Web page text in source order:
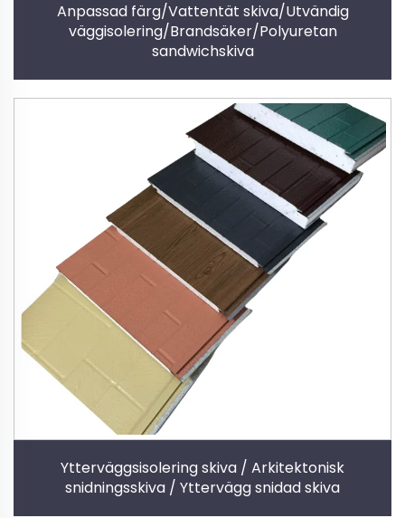
Anpassad färg/Vattentät skiva/Utvändig
väggisolering/Brandsäker/Polyuretan
sandwichskiva
Ytterväggsisolering skiva / Arkitektonisk
snidningsskiva / Yttervägg snidad skiva